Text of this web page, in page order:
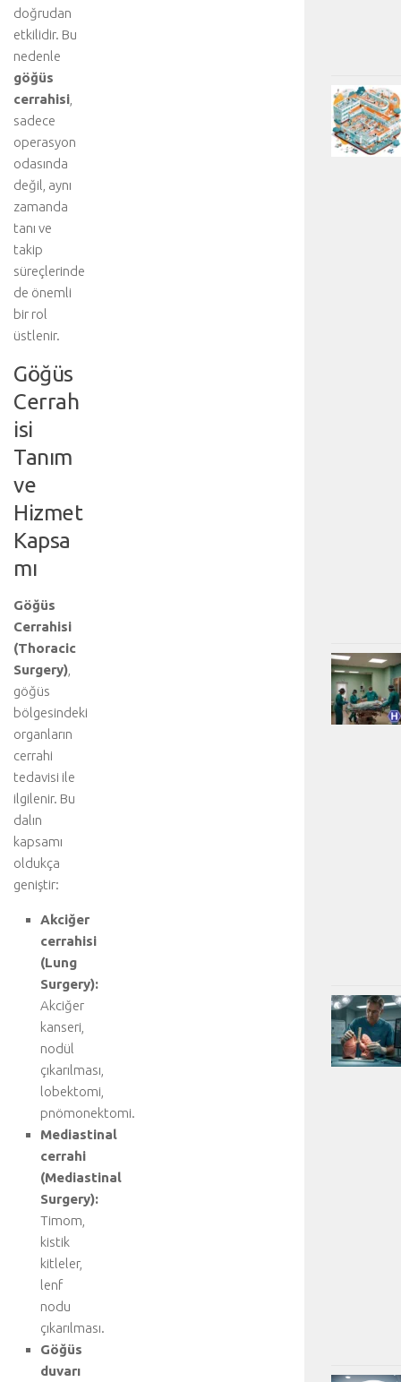
doğrudan
etkilidir. Bu
nedenle
göğüs
cerrahisi
sadece
operasyon
odasında
değil, aynı
zamanda
tanı ve
takip
süreçlerinde
de önemli
bir rol
üstlenir.
Göğüs
Cerrah
isi
Tanım
ve
Hizmet
Kapsa
mı
Göğüs
Cerrahisi
(Thoracic
Surgery)
göğüs
bölgesindeki
organların
cerrahi
tedavisi ile
ilgilenir. Bu
dalın
kapsamı
oldukça
geniştir:
Akciğer
cerrahisi
(Lung
Surgery):
Akciğer
kanseri,
nodül
çıkarılması,
lobektomi,
pnömonektomi.
Mediastinal
cerrahi
(Mediastinal
Surgery):
Timom,
kistik
kitleler,
lenf
nodu
çıkarılması.
Göğüs
duvarı